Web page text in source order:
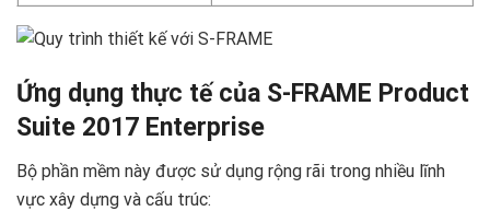
Ứng dụng thực tế của S-FRAME Product
Suite 2017 Enterprise ️
Bộ phần mềm này được sử dụng rộng rãi trong nhiều lĩnh
vực xây dựng và cấu trúc: